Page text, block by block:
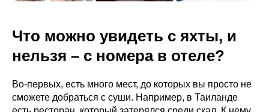
Что можно увидеть с яхты, и
нельзя – с номера в отеле?
Во-первых, есть много мест, до которых вы просто не
сможете добраться с суши. Например, в Таиланде